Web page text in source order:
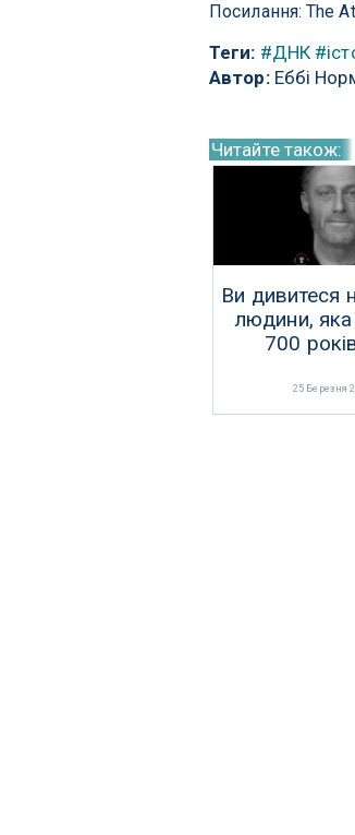
Посилання: The
Теги: #ДНК
Автор:Еббі
Читайте також:
Ви дивитеся
людини,
700
25 Березня